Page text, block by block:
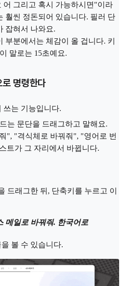
어 그리고 혹시 가능하시면"이라
훨씬 정돈되어 있습니다. 필러 단
잡혀서 나와요.
부분에서는 체감이 올 겁니다. 키
말로는 15초예요.
명령한다
쓰는 기능입니다.
는 문단을 드래그하고 말해요.
", "격식체로 바꿔줘", "영어로 번
트가 그 자리에서 바뀝니다.
드래그한 뒤, 단축키를 누르고 이
메일로 바꿔줘. 한국어로
볼 수 있습니다.